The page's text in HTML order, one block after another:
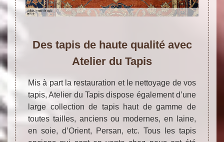
Des tapis de haute qualité avec
Atelier du Tapis
Mis à part la restauration et le nettoyage de vos
tapis, Atelier du Tapis dispose également d’une
large collection de tapis haut de gamme de
toutes tailles, anciens ou modernes, en laine,
en soie, d’Orient, Persan, etc. Tous les tapis